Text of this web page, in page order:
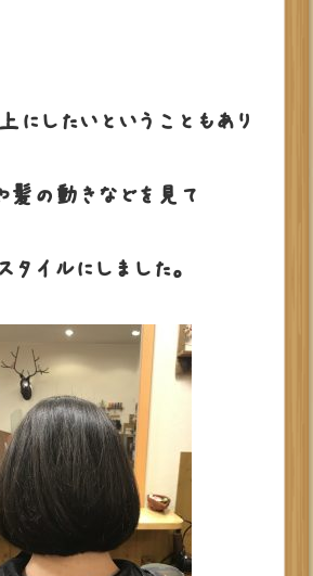
にしたいということもあり
髪の動きなどを見て
タイルにしました。